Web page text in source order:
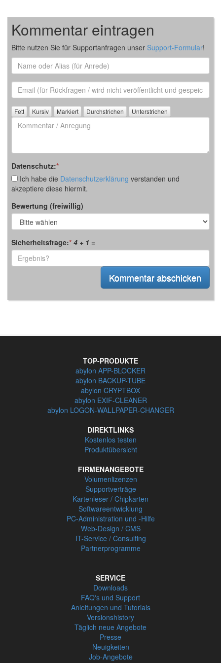
Kommentar eintragen
Bitte nutzen Sie für Supportanfragen unser Support-Formular!
Name
oder
Alias
Email
(für
Rückfrage)
Kommentar
/
Anregung
Datenschutz:*
Ich habe die Datenschutzerklärung verstanden und
akzeptiere diese hiermit.
Bewertung (freiwillig)
Sicherheitsfrage:* 4 + 1 =
TOP-PRODUKTE
abylon APP-BLOCKER
abylon BACKUP-TUBE
abylon CRYPTBOX
abylon EXIF-CLEANER
abylon LOGON-WALLPAPER-CHANGER
DIREKTLINKS
Kostenlos testen
Produktübersicht
FIRMENANGEBOTE
Volumenlizenzen
Supportverträge
Kartenleser / Chipkarten
Softwareentwicklung
PC-Administration und -Hilfe
Web-Design / CMS
IT-Service / Consulting
Partnerprogramme
SERVICE
Downloads
FAQ's und Support
Anleitungen und Tutorials
Versionshistory
Täglich neue Angebote
Presse
Neuigkeiten
Job-Angebote